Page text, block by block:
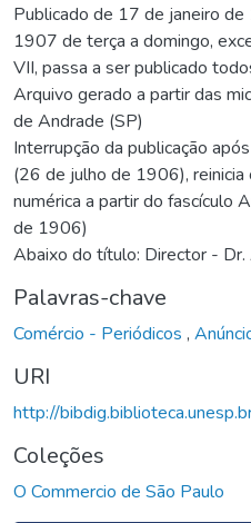
Publicado de 17 de janeiro
1907 de terça a domingo,
VII, passa a ser publicado
Arquivo gerado a partir das
de Andrade (SP)
Interrupção da publicação
(26 de julho de 1906), reinicia
numérica a partir do fascículo
de 1906)
Abaixo do título: Director -
Palavras-chave
Comércio - Periódicos ,
URI
http://
Coleções
O Commercio de São Paulo